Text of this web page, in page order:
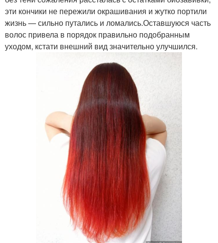
эти кончики не пережили окрашивания и жутко портили
жизнь — сильно путались и ломались.Оставшуюся часть
волос привела в порядок правильно подобранным
уходом, кстати внешний вид значительно улучшился.